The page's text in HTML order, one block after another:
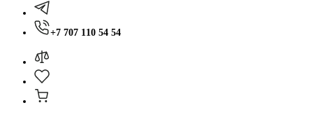
+7 707 110 54 54